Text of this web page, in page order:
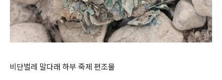
비단벌레 말다래 하부 죽제 편조물